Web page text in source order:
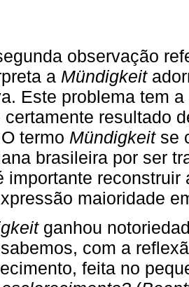
observação
a Mündigkeit
Este problema tem
certamente resultado
termo Mündigkeitse
brasileira por ser
importante
maioridade
ganhou
com a
feita no